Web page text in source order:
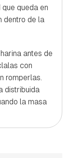
queda en
dentro de la
antes de
con
romperlas.
distribuida
la masa